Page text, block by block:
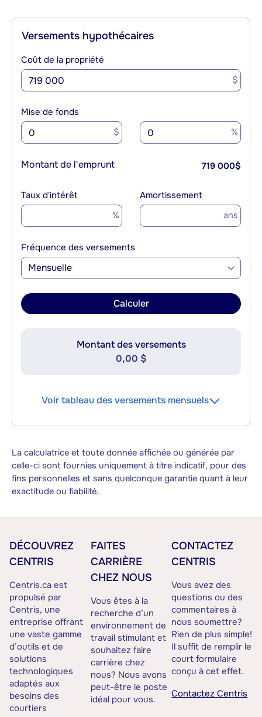
Versements hypothécaires
Coût de la propriété
$
Mise de fonds
$ %
Montant de l'emprunt 719 000$
Taux d'intérêt
%
Amortissement
ans
Fréquence des versements
Mensuelle
Calculer
Montant des versements
0,00 $
Voir tableau des versements mensuels
La calculatrice et toute donnée affichée ou générée par
celle-ci sont fournies uniquement à titre indicatif, pour des
fins personnelles et sans quelconque garantie quant à leur
exactitude ou fiabilité.
DÉCOUVREZ
CENTRIS
Centris.ca est
propulsé par
Centris, une
entreprise offrant
une vaste gamme
d’outils et de
solutions
technologiques
adaptés aux
besoins des
courtiers
FAITES
CARRIÈRE
CHEZ NOUS
Vous êtes à la
recherche d’un
environnement de
travail stimulant et
souhaitez faire
carrière chez
nous? Nous avons
peut-être le poste
idéal pour vous.
CONTACTEZ
CENTRIS
Vous avez des
questions ou des
commentaires à
nous soumettre?
Rien de plus simple!
Il suffit de remplir le
court formulaire
conçu à cet effet.
Contactez Centris